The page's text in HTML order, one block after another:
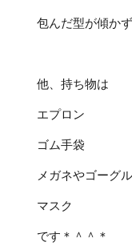
包んだ型が傾か
他、持ち物は
エプロン
ゴム手袋
メガネやゴーグ
マスク
です＊＾＾＊